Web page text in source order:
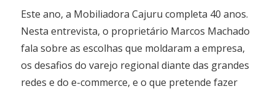
Este ano, a Mobiliadora Cajuru completa 40 anos.
Nesta entrevista, o proprietário Marcos Machado
fala sobre as escolhas que moldaram a empresa,
os desafios do varejo regional diante das grandes
redes e do e-commerce, e o que pretende fazer